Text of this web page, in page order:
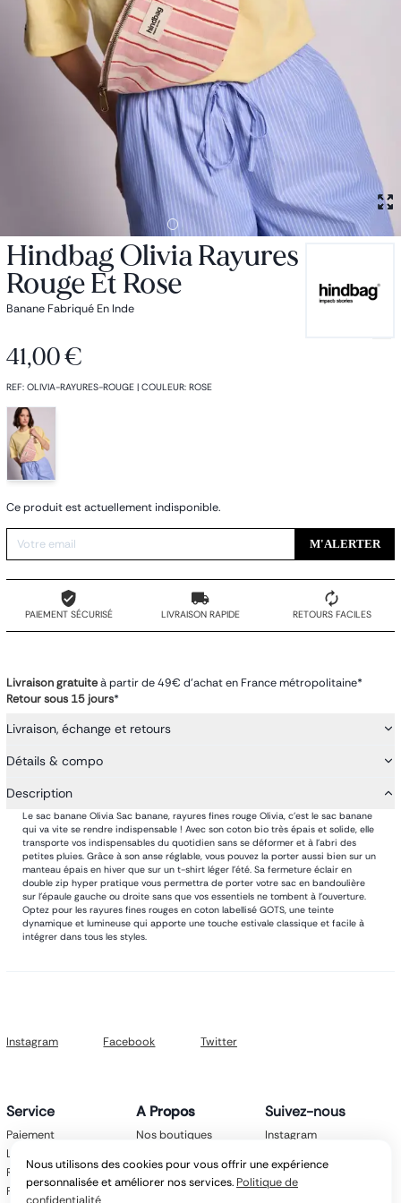
Porte monnaie
Bagagerie
Bagages
Accessoires
Sac de voyage
Collection : Les sacs de cours
Hindbag Olivia Rayures
Rouge Et Rose
Banane Fabriqué En Inde
41,00 €
REF: OLIVIA-RAYURES-ROUGE | COULEUR: ROSE
Ce produit est actuellement indisponible.
M'ALERTER
PAIEMENT SÉCURISÉ LIVRAISON RAPIDE RETOURS FACILES
Livraison gratuiteà partir de 49€ d'achat en France métropolitaine*
Retour sous 15 jours*
Livraison, échange et retours
Détails & compo
Description
Le sac banane Olivia Sac banane, rayures fines rouge Olivia, c’est le sac banane
qui va vite se rendre indispensable ! Avec son coton bio très épais et solide, elle
transporte vos indispensables du quotidien sans se déformer et à l'abri des
petites pluies. Grâce à son anse réglable, vous pouvez la porter aussi bien sur un
manteau épais en hiver que sur un t-shirt léger l’été. Sa fermeture éclair en
double zip hyper pratique vous permettra de porter votre sac en bandoulière
sur l'épaule gauche ou droite sans que vos essentiels ne tombent à l'ouverture.
Optez pour les rayures fines rouges en coton labellisé GOTS, une teinte
dynamique et lumineuse qui apporte une touche estivale classique et facile à
intégrer dans tous les styles.
Instagram Facebook Twitter
Service
Paiement
Livraison
Retours
FAQ
A Propos
Nos boutiques
Mentions légales
CGV
Suivez-nous
Instagram
Twitter
Nous utilisons des cookies pour vous offrir une expérience
personnalisée et améliorer nos services. Politique de